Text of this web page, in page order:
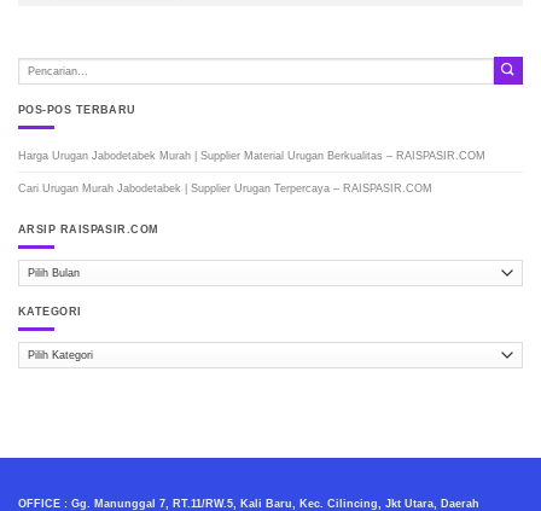
POS-POS TERBARU
Harga Urugan Jabodetabek Murah | Supplier Material Urugan Berkualitas – RAISPASIR.COM
Cari Urugan Murah Jabodetabek | Supplier Urugan Terpercaya – RAISPASIR.COM
ARSIP RAISPASIR.COM
ARSIP
KATEGORI
Kategori
OFFICE : Gg. Manunggal 7, RT.11/RW.5, Kali Baru, Kec. Cilincing, Jkt Utara, Daerah